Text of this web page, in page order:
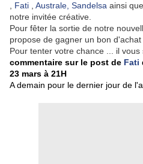
Fati Australe, Sandelsa ainsi
notre invitée créative.
Pour fêter la sortie de notre
propose de gagner un bon d'achat
Pour tenter votre chance ... il vous
commentaire sur le post de Fati
23 mars à 21H
A demain pour le dernier jour de